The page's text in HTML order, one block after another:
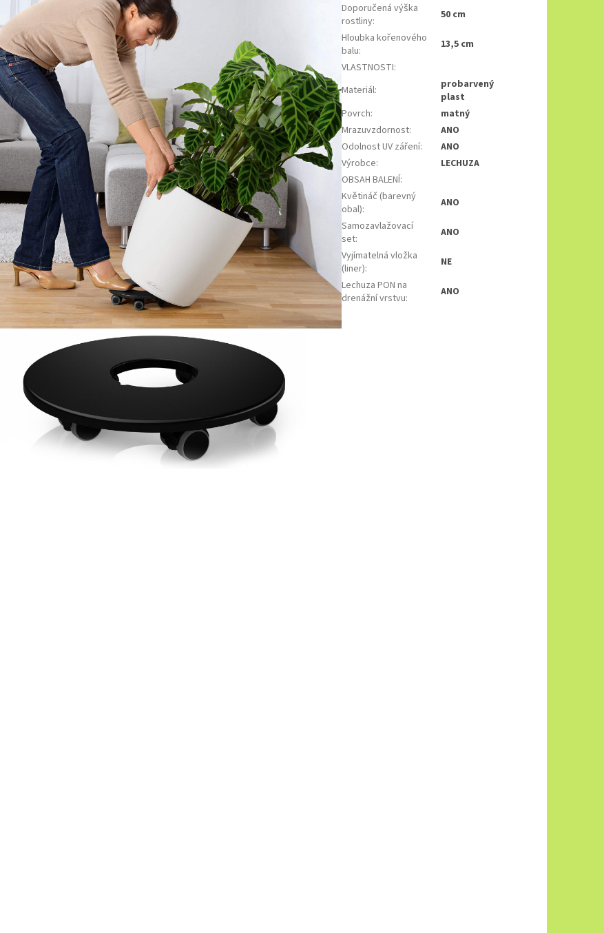
Doporučená výška
rostliny:
50 cm
Hloubka kořenového
balu:
13,5 cm
VLASTNOSTI:
Materiál:
probarvený
plast
Povrch:
matný
Mrazuvzdornost:
ANO
Odolnost UV záření:
ANO
Výrobce:
LECHUZA
OBSAH BALENÍ:
Květináč (barevný
obal):
ANO
Samozavlažovací
set:
ANO
Vyjímatelná vložka
(liner):
NE
Lechuza PON na
drenážní vrstvu: ANO